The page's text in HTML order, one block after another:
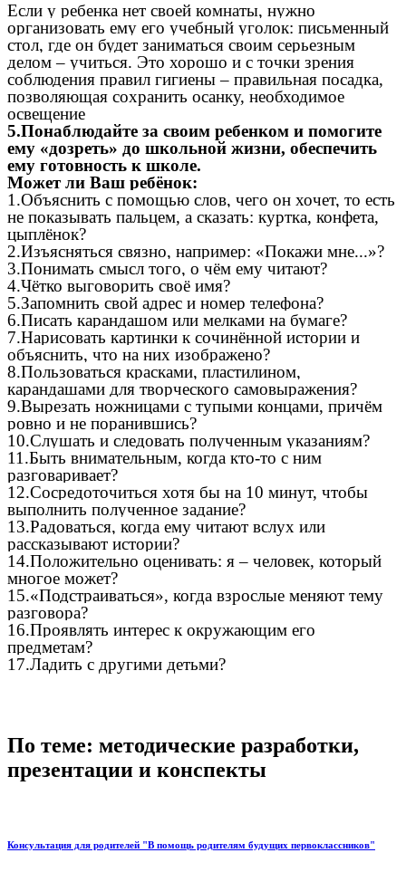
Если у ребенка нет своей комнаты, нужно
организовать ему его учебный уголок: письменный
стол, где он будет заниматься своим серьезным
делом – учиться. Это хорошо и с точки зрения
соблюдения правил гигиены – правильная посадка,
позволяющая сохранить осанку, необходимое
освещение
5.Понаблюдайте за своим ребенком и помогите
ему «дозреть» до школьной жизни, обеспечить
ему готовность к школе.
Может ли Ваш ребёнок:
1.Объяснить с помощью слов, чего он хочет, то есть
не показывать пальцем, а сказать: куртка, конфета,
цыплёнок?
2.Изъясняться связно, например: «Покажи мне...»?
3.Понимать смысл того, о чём ему читают?
4.Чётко выговорить своё имя?
5.Запомнить свой адрес и номер телефона?
6.Писать карандашом или мелками на бумаге?
7.Нарисовать картинки к сочинённой истории и
объяснить, что на них изображено?
8.Пользоваться красками, пластилином,
карандашами для творческого самовыражения?
9.Вырезать ножницами с тупыми концами, причём
ровно и не поранившись?
10.Слушать и следовать полученным указаниям?
11.Быть внимательным, когда кто-то с ним
разговаривает?
12.Сосредоточиться хотя бы на 10 минут, чтобы
выполнить полученное задание?
13.Радоваться, когда ему читают вслух или
рассказывают истории?
14.Положительно оценивать: я – человек, который
многое может?
15.«Подстраиваться», когда взрослые меняют тему
разговора?
16.Проявлять интерес к окружающим его
предметам?
17.Ладить с другими детьми?
По теме: методические разработки,
презентации и конспекты
Консультация для родителей "В помощь родителям будущих первоклассников"